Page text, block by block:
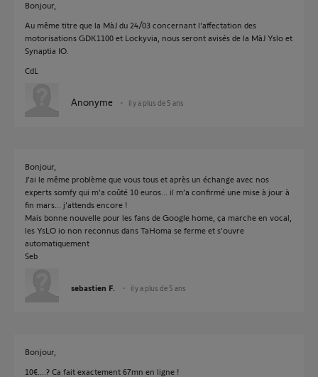
Bonjour,
Au même titre que la MàJ du 24/03 concernant l'affectation des
motorisations GDK1100 et Lockyvia, nous seront avisés de la MàJ Yslo et
Synaptia IO.
CdL
Anonyme il y a plus de 5 ans
Bonjour,
J’ai le même problème que vous tous et après un échange avec nos
experts somfy qui m’a coûté 10 euros... il m’a confirmé une mise à jour à
fin mars... j’attends encore !
Mais bonne nouvelle pour les fans de Google home, ça marche en vocal,
les YsLO io non reconnus dans TaHoma se ferme et s’ouvre
automatiquement
Seb
sebastien F. il y a plus de 5 ans
Bonjour,
10€....? Ca fait exactement 67mn en ligne !